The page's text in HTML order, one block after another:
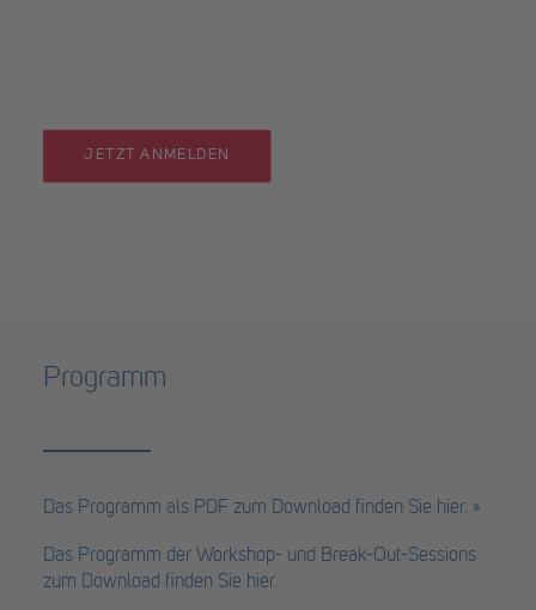
JETZT ANMELDEN
Programm
Das Programm als PDF zum Download finden Sie hier. »
Das Programm der Workshop- und Break-Out-Sessions
zum Download finden Sie hier.